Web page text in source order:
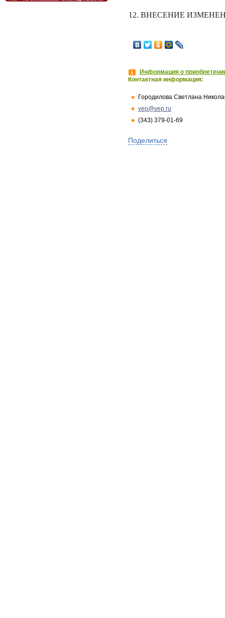
12. ВНЕСЕНИЕ
Информация о
Контактная информация:
Городилова Светлана
vep@vep.ru
(343) 379-01-69
Поделиться